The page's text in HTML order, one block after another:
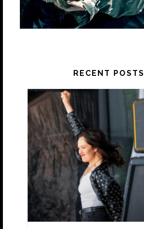
RECENT POSTS